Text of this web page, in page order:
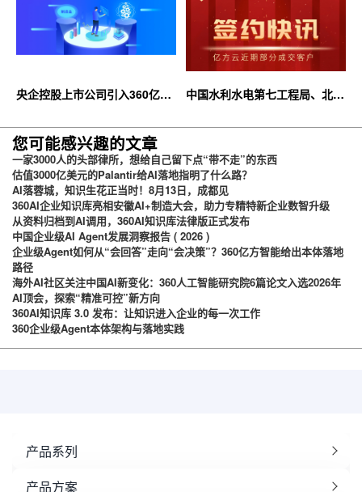
央企控股上市公司引入360亿方
台
中国水利水电第七工程局、北京
您可能感兴趣的文章
一家3000人的头部律所，想给自己留下点“带不走”的东西
估值3000亿美元的Palantir给AI落地指明了什么路？
AI落蓉城，知识生花正当时！8月13日，成都见
360AI企业知识库亮相安徽AI+制造大会，助力专精特新企业数智升级
从资料归档到AI调用，360AI知识库法律版正式发布
中国企业级AI Agent发展洞察报告 ( 2026 )
企业级Agent如何从“会回答”走向“会决策”？360亿方智能给出本体落地
路径
海外AI社区关注中国AI新变化：360人工智能研究院6篇论文入选2026年
AI顶会，探索“精准可控”新方向
360AI知识库 3.0 发布：让知识进入企业的每一次工作
360企业级Agent本体架构与落地实践
产品系列
产品方案